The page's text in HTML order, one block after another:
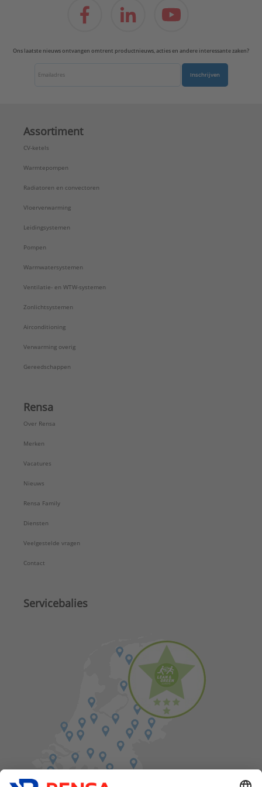
Ons laatste nieuws ontvangen omtrent productnieuws, acties en andere interessante zaken?
Inschrijven
Assortiment
CV-ketels
Warmtepompen
Radiatoren en convectoren
Vloerverwarming
Leidingsystemen
Pompen
Warmwatersystemen
Ventilatie- en WTW-systemen
Zonlichtsystemen
Airconditioning
Verwarming overig
Gereedschappen
Rensa
Over Rensa
Merken
Vacatures
Nieuws
Rensa Family
Diensten
Veelgestelde vragen
Contact
Servicebalies